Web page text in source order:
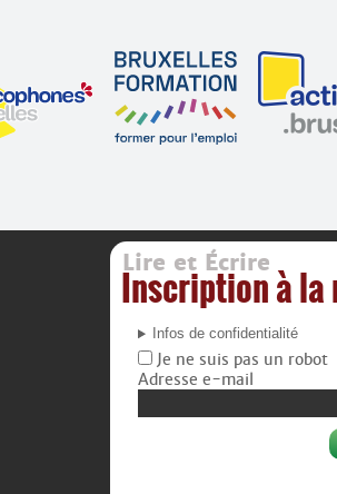
Lire et Écrire
Inscription à la
Infos de confidentialité
Je ne suis pas un robot
Adresse e-mail